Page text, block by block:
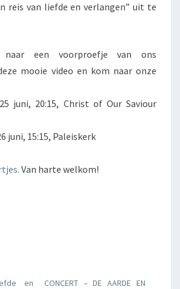
reis van liefde en verlangen” uit te
naar een voorproefje van ons
mooie video en kom naar onze
juni, 20:15, Christ of Our Saviour
juni, 15:15, Paleiskerk
Van harte welkom!
en
CONCERT – DE AARDE EN